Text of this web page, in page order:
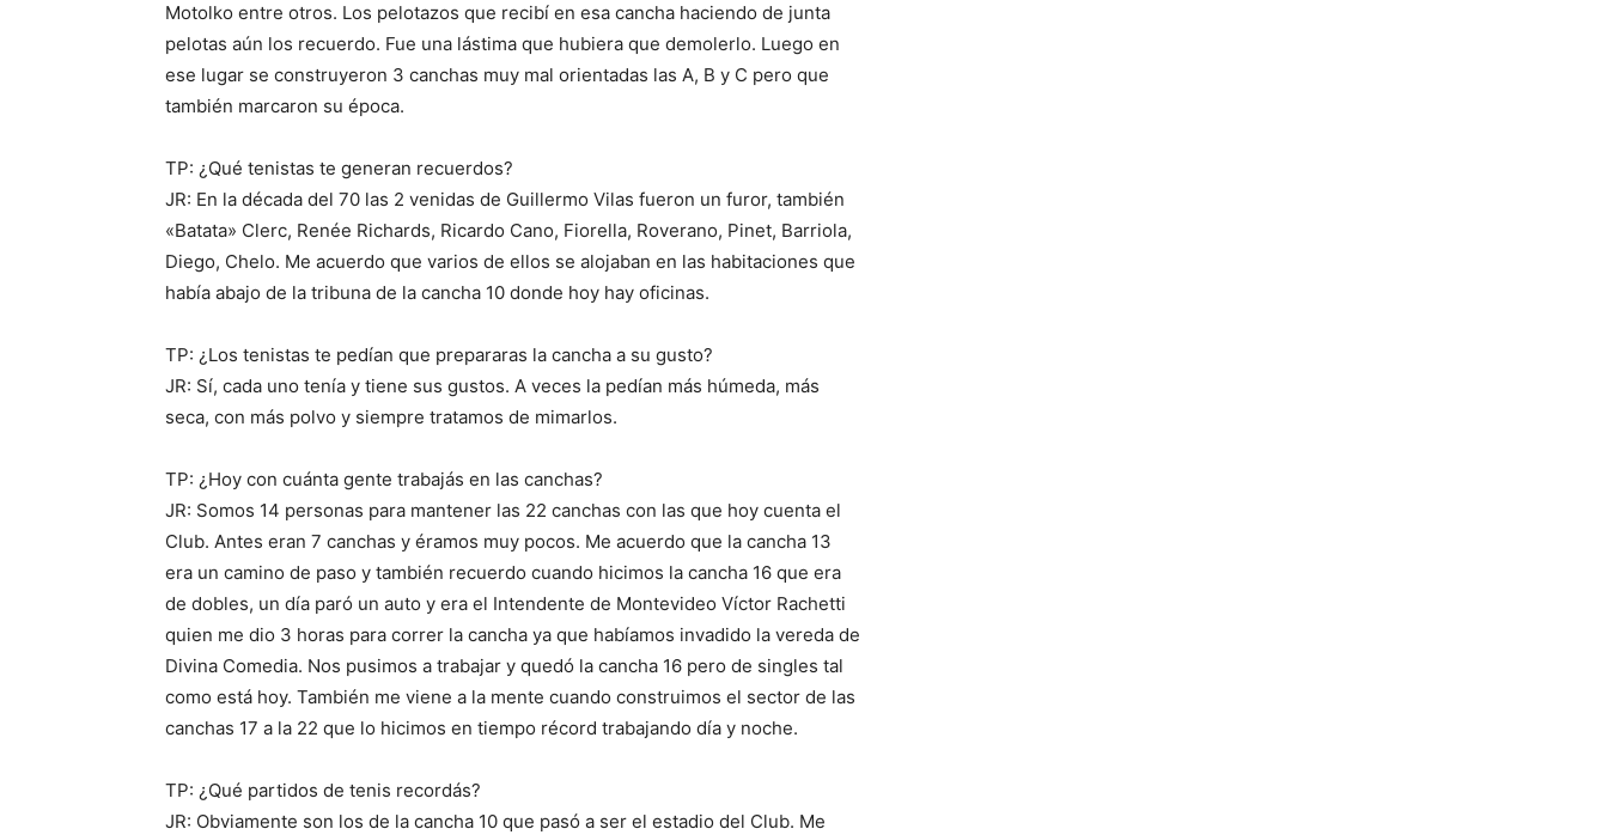
Motolko entre otros. Los pelotazos que recibí en esa cancha haciendo de junta
pelotas aún los recuerdo. Fue una lástima que hubiera que demolerlo. Luego en
ese lugar se construyeron 3 canchas muy mal orientadas las A, B y C pero que
también marcaron su época.
TP: ¿Qué tenistas te generan recuerdos?
JR: En la década del 70 las 2 venidas de Guillermo Vilas fueron un furor, también
«Batata» Clerc, Renée Richards, Ricardo Cano, Fiorella, Roverano, Pinet, Barriola,
Diego, Chelo. Me acuerdo que varios de ellos se alojaban en las habitaciones que
había abajo de la tribuna de la cancha 10 donde hoy hay oficinas.
TP: ¿Los tenistas te pedían que prepararas la cancha a su gusto?
JR: Sí, cada uno tenía y tiene sus gustos. A veces la pedían más húmeda, más
seca, con más polvo y siempre tratamos de mimarlos.
TP: ¿Hoy con cuánta gente trabajás en las canchas?
JR: Somos 14 personas para mantener las 22 canchas con las que hoy cuenta el
Club. Antes eran 7 canchas y éramos muy pocos. Me acuerdo que la cancha 13
era un camino de paso y también recuerdo cuando hicimos la cancha 16 que era
de dobles, un día paró un auto y era el Intendente de Montevideo Víctor Rachetti
quien me dio 3 horas para correr la cancha ya que habíamos invadido la vereda de
Divina Comedia. Nos pusimos a trabajar y quedó la cancha 16 pero de singles tal
como está hoy. También me viene a la mente cuando construimos el sector de las
canchas 17 a la 22 que lo hicimos en tiempo récord trabajando día y noche.
TP: ¿Qué partidos de tenis recordás?
JR: Obviamente son los de la cancha 10 que pasó a ser el estadio del Club. Me